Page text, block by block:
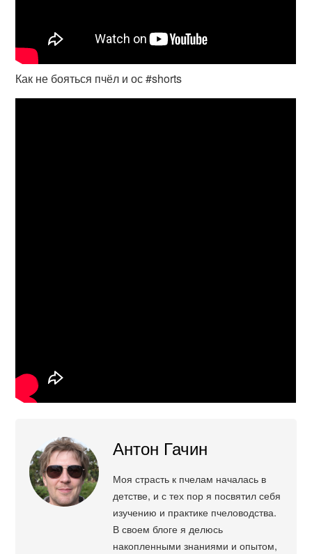
Как не бояться пчёл и ос #shorts
Антон Гачин
Моя страсть к пчелам началась в
детстве, и с тех пор я посвятил себя
изучению и практике пчеловодства.
В своем блоге я делюсь
накопленными знаниями и опытом,